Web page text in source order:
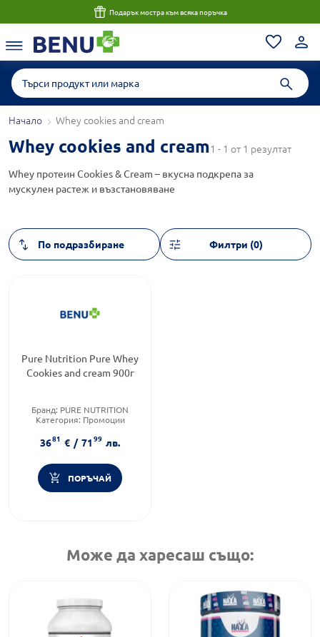
Подарък мостра към всяка поръчка
Начало Whey cookies and cream
Whey cookies and cream1 - 1 от 1 резултат
Whey протеин Cookies & Cream – вкусна подкрепа за
мускулен растеж и възстановяване
Филтри (0)
Pure Nutrition Pure Whey
Cookies and cream 900г
Бранд: PURE NUTRITION
Категория: Промоции
3681 € / 7199 лв.
ПОРЪЧАЙ
Може да харесаш също: